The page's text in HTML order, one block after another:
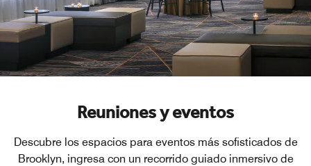
Reuniones y eventos
Descubre los espacios para eventos más sofisticados de
Brooklyn, ingresa con un recorrido guiado inmersivo de